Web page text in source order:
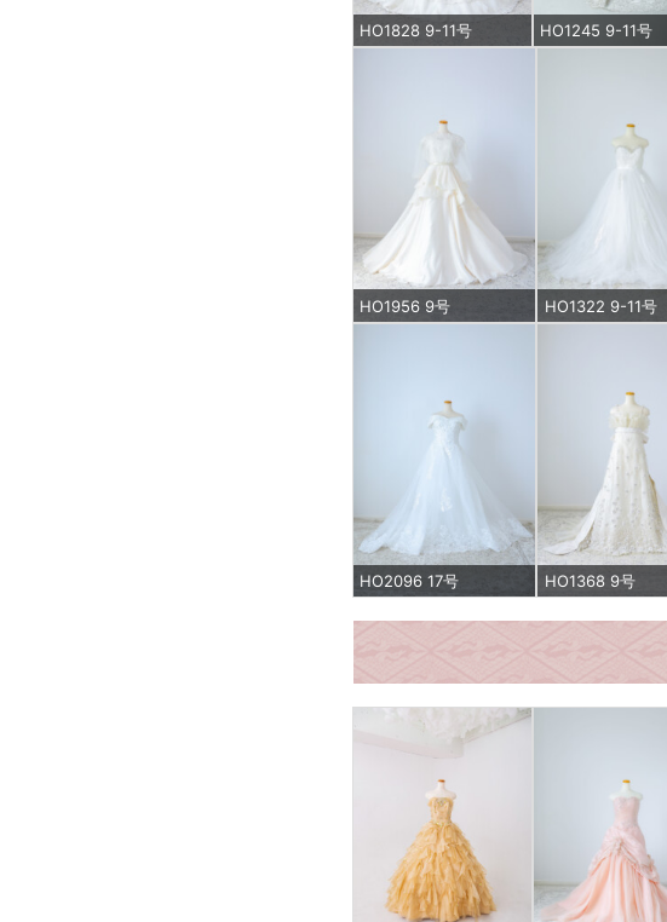
HO1828 9-11号 HO1245 9-11号
HO1956 9号 HO1322 9-11号
HO2096 17号 HO1368 9号